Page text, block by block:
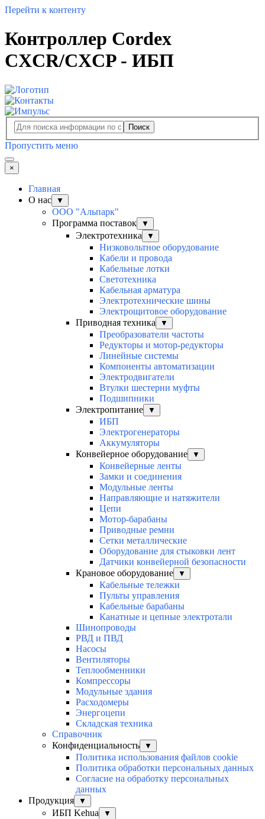
Перейти к контенту
Контроллер Cordex
CXCR/CXCP - ИБП
Поиск
Пропустить меню
×
Главная
О нас
▼
ООО "Альпарк"
Программа поставок
▼
Электротехника ▼
Низковольтное оборудование
Кабели и провода
Кабельные лотки
Светотехника
Кабельная арматура
Электротехнические шины
Электрощитовое оборудование
Приводная техника
▼
Преобразователи частоты
Редукторы и мотор-редукторы
Линейные системы
Компоненты автоматизации
Электродвигатели
Втулки шестерни муфты
Подшипники
Электропитание
▼
ИБП
Электрогенераторы
Аккумуляторы
Конвейерное оборудование
▼
Конвейерные ленты
Замки и соединения
Модульные ленты
Направляющие и натяжители
Цепи
Мотор-барабаны
Приводные ремни
Сетки металлические
Оборудование для стыковки лент
Датчики конвейерной безопасности
Крановое оборудование
▼
Кабельные тележки
Пульты управления
Кабельные барабаны
Канатные и цепные электротали
Шинопроводы
РВД и ПВД
Насосы
Вентиляторы
Теплообменники
Компрессоры
Модульные здания
Расходомеры
Энергоцепи
Складская техника
Справочник
Конфиденциальность
▼
Политика использования файлов cookie
Политика обработки персональных данных
Согласие на обработку персональных
данных
Продукция
▼
ИБП Kehua ▼